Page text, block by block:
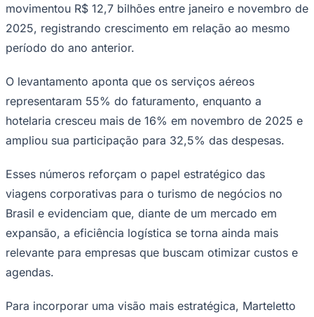
movimentou R$ 12,7 bilhões entre janeiro e novembro de
2025, registrando crescimento em relação ao mesmo
período do ano anterior.
O levantamento aponta que os serviços aéreos
representaram 55% do faturamento, enquanto a
hotelaria cresceu mais de 16% em novembro de 2025 e
ampliou sua participação para 32,5% das despesas.
Esses números reforçam o papel estratégico das
viagens corporativas para o turismo de negócios no
Brasil e evidenciam que, diante de um mercado em
expansão, a eficiência logística se torna ainda mais
relevante para empresas que buscam otimizar custos e
agendas.
Para incorporar uma visão mais estratégica, Marteletto